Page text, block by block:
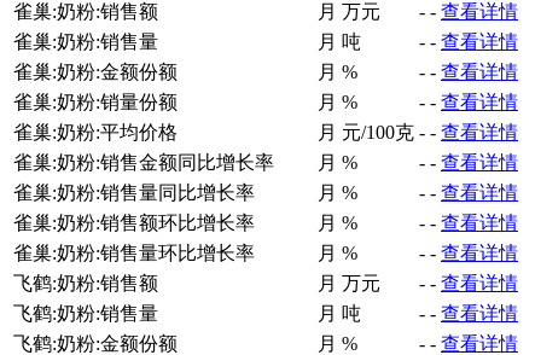
雀巢:奶粉:销售额 月 万元 - - 查看详情
雀巢:奶粉:销售量
月 吨 - - 查看详情
雀巢:奶粉:金额份额
月 % - - 查看详情
雀巢:奶粉:销量份额
月 % - - 查看详情
雀巢:奶粉:平均价格
月 元/100克 - - 查看详情
雀巢:奶粉:销售金额同比增长率
月 % - - 查看详情
雀巢:奶粉:销售量同比增长率
月 % - - 查看详情
雀巢:奶粉:销售额环比增长率
月 % - - 查看详情
雀巢:奶粉:销售量环比增长率
月 % - - 查看详情
飞鹤:奶粉:销售额
月 万元 - - 查看详情
飞鹤:奶粉:销售量
月 吨 - - 查看详情
飞鹤:奶粉:金额份额
月 % - - 查看详情